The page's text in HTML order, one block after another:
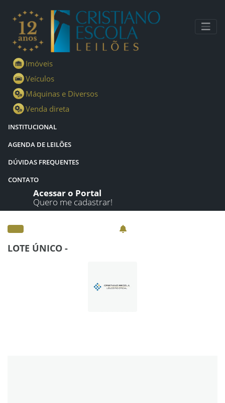
Imóveis
Veículos
Máquinas e Diversos
Venda direta
INSTITUCIONAL
AGENDA DE LEILÕES
DÚVIDAS FREQUENTES
CONTATO
Acessar o Portal
Quero me cadastrar!
LOTE ÚNICO -